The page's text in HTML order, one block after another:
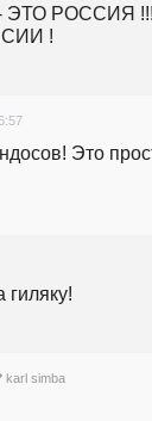
ЭТО РОССИЯ
!
Это
гиляку!
karl simba